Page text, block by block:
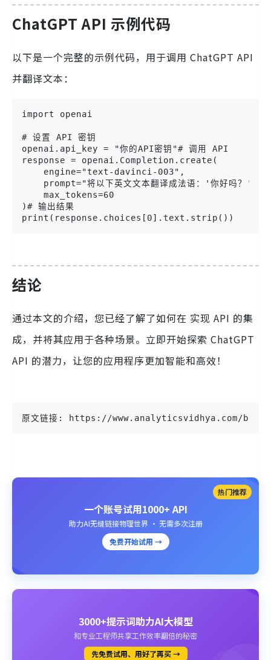
ChatGPT API 示例代码
以下是一个完整的示例代码，用于调用 ChatGPT API
并翻译文本：
import openai
# 设置 API 密钥
openai.api_key = "你的API密钥"# 调用 API
response = openai.Completion.create(
    engine="text-davinci-003",
    prompt="将以下英文文本翻译成法语：'你好吗？'",
    max_tokens=60
)# 输出结果
print(response.choices[0].text.strip())
结论
通过本文的介绍，您已经了解了如何在 实现 API 的集
成，并将其应用于各种场景。立即开始探索 ChatGPT
API 的潜力，让您的应用程序更加智能和高效！
原文链接: https://www.analyticsvidhya.com/
热门推荐
一个账号试用1000+ API
助力AI无缝链接物理世界 · 无需多次注册
免费开始试用 →
3000+提示词助力AI大模型
和专业工程师共享工作效率翻倍的秘密
先免费试用、用好了再买 →